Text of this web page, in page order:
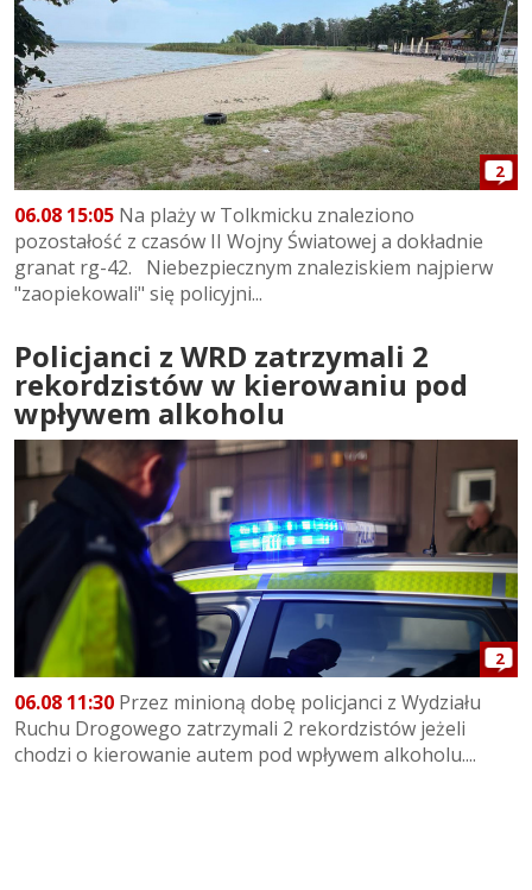
2
06.08 15:05 Na plaży w Tolkmicku znaleziono
pozostałość z czasów II Wojny Światowej a dokładnie
granat rg-42. Niebezpiecznym znaleziskiem najpierw
"zaopiekowali" się policyjni...
Policjanci z WRD zatrzymali 2
rekordzistów w kierowaniu pod
wpływem alkoholu
2
06.08 11:30 Przez minioną dobę policjanci z Wydziału
Ruchu Drogowego zatrzymali 2 rekordzistów jeżeli
chodzi o kierowanie autem pod wpływem alkoholu....